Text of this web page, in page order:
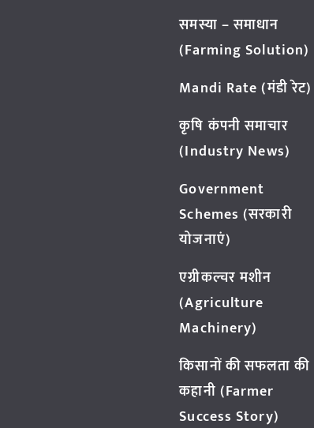
समस्या – समाधान
(Farming Solution)
Mandi Rate (मंडी रेट)
कृषि कंपनी समाचार
(Industry News)
Government
Schemes (सरकारी
योजनाएं)
एग्रीकल्चर मशीन
(Agriculture
Machinery)
किसानों की सफलता की
कहानी (Farmer
Success Story)